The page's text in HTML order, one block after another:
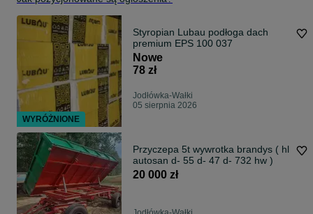
Styropian Lubau podłoga dach
premium EPS 100 037
Nowe
78 zł
Jodłówka-Wałki
05 sierpnia 2026
Przyczepa 5t wywrotka brandys ( hl
autosan d- 55 d- 47 d- 732 hw )
20 000 zł
WYRÓŻNIONE